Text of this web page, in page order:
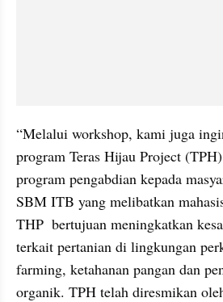
“Melalui workshop, kami juga
program Teras Hijau Project
program pengabdian kepada
SBM ITB yang melibatkan
THP  bertujuan meningkatkan
terkait pertanian di lingkungan
farming, ketahanan pangan dan
organik. TPH telah diresmikan